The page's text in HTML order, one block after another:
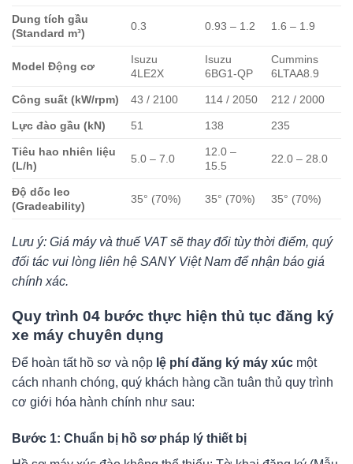
Dung tích gầu
(Standard m³)
0.3 0.93 – 1.2 1.6 – 1.9
Model Động cơ
Isuzu
4LE2X
Isuzu
6BG1-QP
Cummins
6LTAA8.9
Công suất (kW/rpm) 43 / 2100 114 / 2050 212 / 2000
Lực đào gầu (kN) 51 138 235
Tiêu hao nhiên liệu
(L/h)
5.0 – 7.0
12.0 –
15.5
22.0 – 28.0
Độ dốc leo
(Gradeability)
35° (70%) 35° (70%) 35° (70%)
Lưu ý: Giá máy và thuế VAT sẽ thay đổi tùy thời điểm, quý
đối tác vui lòng liên hệ SANY Việt Nam để nhận báo giá
chính xác.
Quy trình 04 bước thực hiện thủ tục đăng ký
xe máy chuyên dụng
Để hoàn tất hồ sơ và nộp lệ phí đăng ký máy xúc một
cách nhanh chóng, quý khách hàng cần tuân thủ quy trình
cơ giới hóa hành chính như sau:
Bước 1: Chuẩn bị hồ sơ pháp lý thiết bị